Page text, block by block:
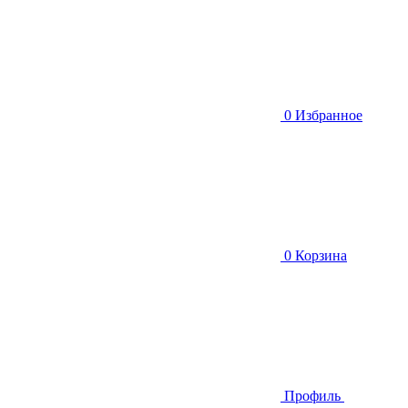
0 Избранное
0 Корзина
Профиль